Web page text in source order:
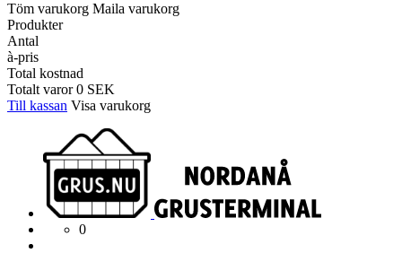
Töm varukorg Maila varukorg
Produkter
Antal
à-pris
Total kostnad
Totalt varor0 SEK
Till kassan Visa varukorg
0